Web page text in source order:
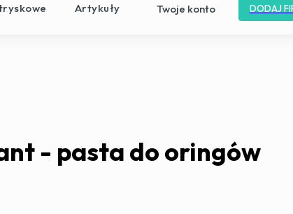
Artykuły Twoje konto DODAJ
- pasta do oringów